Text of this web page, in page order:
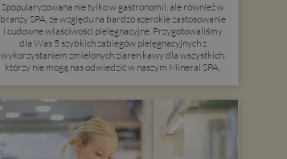
Spopularyzowana nie tylko w gastronomii, ale również w
branży SPA, ze względu na bardzo szerokie zastosowanie
i cudowne właściwości pielęgnacyjne. Przygotowaliśmy
dla Was 5 szybkich zabiegów pielęgnacyjnych z
wykorzystaniem zmielonych ziaren kawy dla wszystkich,
którzy nie mogą nas odwiedzić w naszym Mineral SPA.